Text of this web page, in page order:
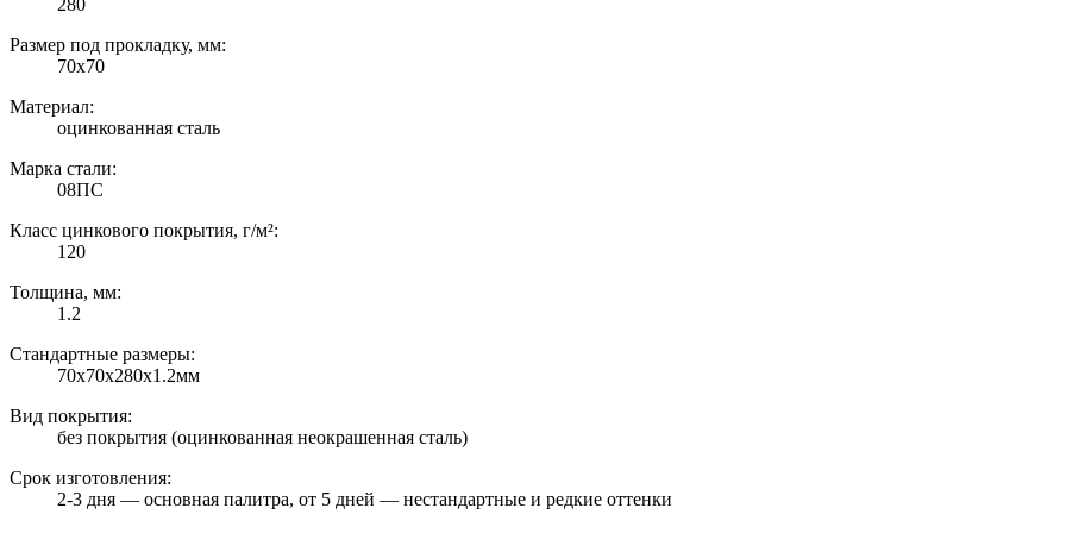
280
Размер под прокладку, мм:
70х70
Материал:
оцинкованная сталь
Марка стали:
08ПС
Класс цинкового покрытия, г/м²:
120
Толщина, мм:
1.2
Стандартные размеры:
70х70х280х1.2мм
Вид покрытия:
без покрытия (оцинкованная неокрашенная сталь)
Срок изготовления:
2-3 дня — основная палитра, от 5 дней — нестандартные и редкие оттенки